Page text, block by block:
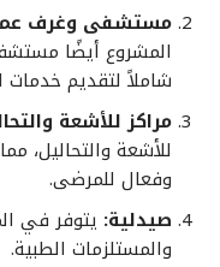
مستشفى وغرف
المشروع أيضًا
شاملاً لتقديم خدمات
مراكز للأشعة
للأشعة
وفعال للمرضى.
صيدلية: يتوفر في
والمستلزمات الطبية.